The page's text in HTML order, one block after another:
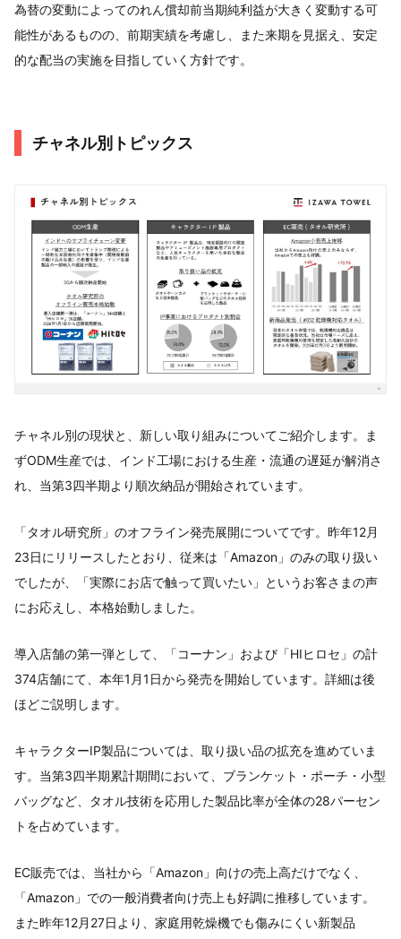
為替の変動によってのれん償却前当期純利益が大きく変動する可
能性があるものの、前期実績を考慮し、また来期を見据え、安定
的な配当の実施を目指していく方針です。
チャネル別トピックス
チャネル別の現状と、新しい取り組みについてご紹介します。ま
ずODM生産では、インド工場における生産・流通の遅延が解消さ
れ、当第3四半期より順次納品が開始されています。
「タオル研究所」のオフライン発売展開についてです。昨年12月
23日にリリースしたとおり、従来は「Amazon」のみの取り扱い
でしたが、「実際にお店で触って買いたい」というお客さまの声
にお応えし、本格始動しました。
導入店舗の第一弾として、「コーナン」および「HIヒロセ」の計
374店舗にて、本年1月1日から発売を開始しています。詳細は後
ほどご説明します。
キャラクターIP製品については、取り扱い品の拡充を進めていま
す。当第3四半期累計期間において、ブランケット・ポーチ・小型
バッグなど、タオル技術を応用した製品比率が全体の28パーセン
トを占めています。
EC販売では、当社から「Amazon」向けの売上高だけでなく、
「Amazon」での一般消費者向け売上も好調に推移しています。
また昨年12月27日より、家庭用乾燥機でも傷みにくい新製品